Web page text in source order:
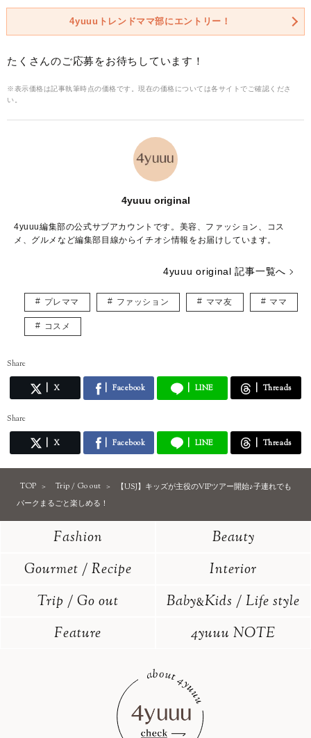
4yuuuトレンドママ部にエントリー！
たくさんのご応募をお待ちしています！
※表示価格は記事執筆時点の価格です。現在の価格については各サイトでご確認くださ
い。
4yuuu original
4yuuu編集部の公式サブアカウントです。美容、ファッション、コス
メ、グルメなど編集部目線からイチオシ情報をお届けしています。
4yuuu original 記事一覧へ
プレママ ファッション ママ友 ママ
コスメ
Share
X Facebook LINE Threads
Share
X Facebook LINE Threads
TOP Trip / Go out
【USJ】キッズが主役のVIPツアー開始♪子連れでも
パークまるごと楽しめる！
Fashion
Beauty
Gourmet / Recipe
Interior
Trip / Go out
Baby&Kids / Life style
Feature
4yuuu NOTE